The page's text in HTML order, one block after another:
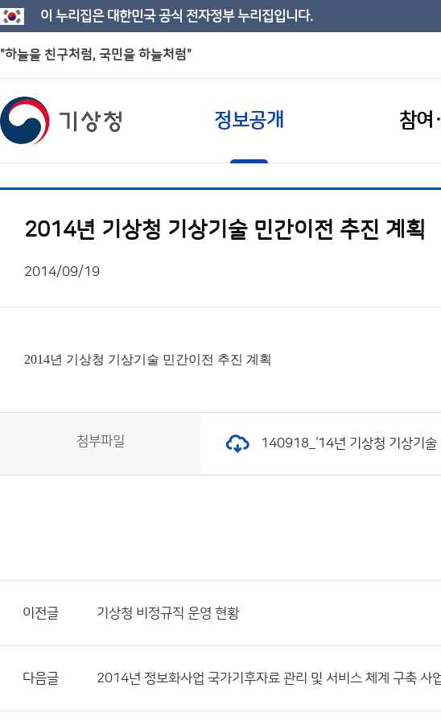
이 누리집은 대한민국 공식 전자정부 누리집입니다.
"하늘을 친구처럼, 국민을 하늘처럼"
정보공개 참여
2014년 기상청 기상기술 민간이전 추진 계획
2014/09/19
2014년 기상청 기상기술 민간이전 추진 계획
첨부파일 140918_‘14년 기상청 기상기
이전글 기상청 비정규직 운영 현황
다음글 2014년 정보화사업 국가기후자료 관리 및 서비스 체계 구축 사